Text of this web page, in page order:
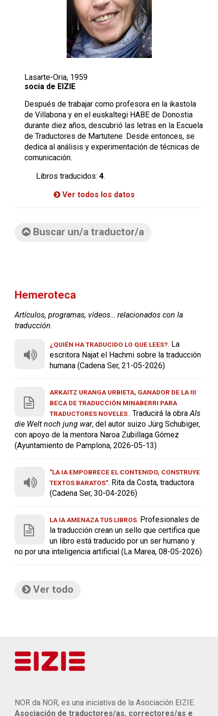
Lasarte-Oria, 1959
socia de EIZIE
Después de trabajar como profesora en la ikastola
de Villabona y en el euskaltegi HABE de Donostia
durante diez años, descubrió las letras en la Escuela
de Traductores de Martutene. Desde entonces, se
dedica al análisis y experimentación de técnicas de
comunicación.
Libros traducidos: 4.
Ver todos los datos
Buscar un/a traductor/a
Hemeroteca
Artículos, programas, vídeos… relacionados con la
traducción.
¿QUIÉN HA TRADUCIDO LO QUE LEES?. La
escritora Najat el Hachmi sobre la traducción
humana (Cadena Ser, 21-05-2026)
ARKAITZ URANGA URBIETA, GANADOR DE LA III
BECA DE TRADUCCIÓN MINABERRI PARA
TRADUCTORES NOVELES. Traducirá la obraAls
die Welt noch jung war, del autor suizo Jürg Schubiger,
con apoyo de la mentora Naroa Zubillaga Gómez
(Ayuntamiento de Pamplona, 2026-05-13)
"LA IA EMPOBRECE EL CONTENIDO, CONSTRUYE
TEXTOS BARATOS". Rita da Costa, traductora
(Cadena Ser, 30-04-2026)
LA IA AMENAZA TUS LIBROS. Profesionales de
la traducción crean un sello que certifica que
un libro está traducido por un ser humano y
no por una inteligencia artificial (La Marea, 08-05-2026)
Ver todo
NOR da NOR, es una iniciativa de la Asociación EIZIE.
Asociación de traductores/as, correctores/as e